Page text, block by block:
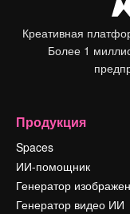
Креативная
Более 1
Продукция
Spaces
ИИ-помощник
Генератор
Генератор видео ИИ